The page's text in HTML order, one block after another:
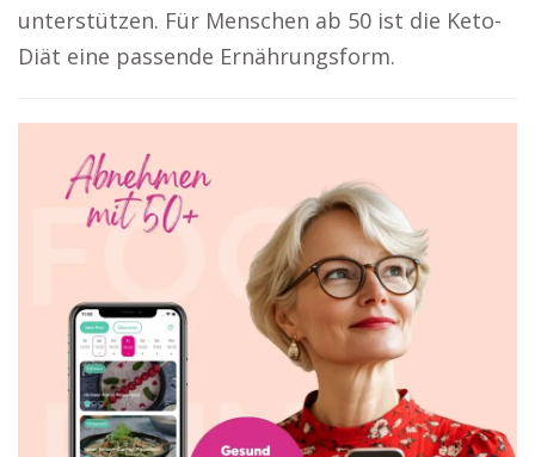
unterstützen. Für Menschen ab 50 ist die Keto-
Diät eine passende Ernährungsform.